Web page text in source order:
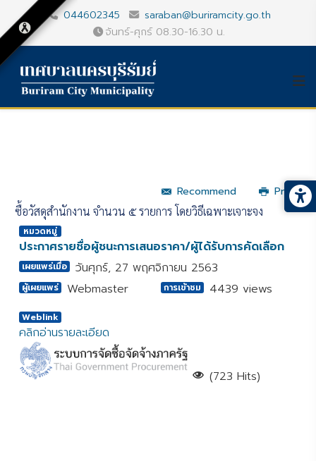
044602345
saraban@buriramcity.go.th
จันทร์-ศุกร์ 08.30-16.30 น.
Recommend
Print
ซื้อวัสดุสำนักงาน จำนวน ๕ รายการ โดยวิธีเฉพาะเจาะจง
หมวดหมู่
ประกาศรายชื่อผู้ชนะการเสนอราคา/ผู้ได้รับการคัดเลือก
เผยแพร่เมื่อ วันศุกร์, 27 พฤศจิกายน 2563
ผู้เผยแพร่ Webmaster การเข้าชม 4439 views
Weblink
คลิกอ่านรายละเอียด
(723 Hits)